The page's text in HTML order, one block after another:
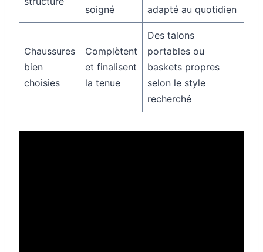
soigné adapté au quotidien
Chaussures
bien
choisies
Complètent
et finalisent
la tenue
Des talons
portables ou
baskets propres
selon le style
recherché